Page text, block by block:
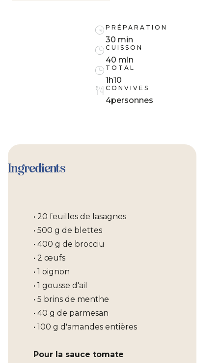
PRÉPARATION
30 min
CUISSON
40 min
TOTAL
1h10
CONVIVES
4personnes
Ingredients
• 20 feuilles de lasagnes
• 500 g de blettes
• 400 g de brocciu
• 2 œufs
• 1 oignon
• 1 gousse d'ail
• 5 brins de menthe
• 40 g de parmesan
• 100 g d'amandes entières
Pour la sauce tomate